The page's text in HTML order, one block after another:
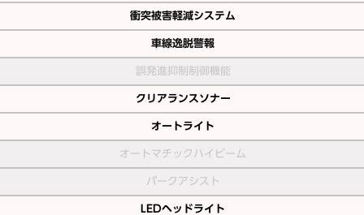
衝突被害軽減システム
車線逸脱警報
誤発進抑制制御機能
クリアランスソナー
オートライト
オートマチックハイビーム
パークアシスト
LEDヘッドライト